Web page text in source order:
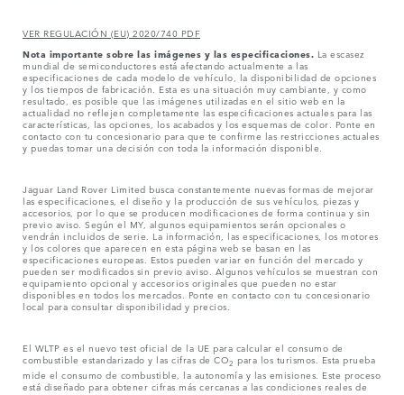
VER REGULACIÓN (EU) 2020/740 PDF
Nota importante sobre las imágenes y las especificaciones. La escasez
mundial de semiconductores está afectando actualmente a las
especificaciones de cada modelo de vehículo, la disponibilidad de opciones
y los tiempos de fabricación. Esta es una situación muy cambiante, y como
resultado, es posible que las imágenes utilizadas en el sitio web en la
actualidad no reflejen completamente las especificaciones actuales para las
características, las opciones, los acabados y los esquemas de color. Ponte en
contacto con tu concesionario para que te confirme las restricciones actuales
y puedas tomar una decisión con toda la información disponible.
Jaguar Land Rover Limited busca constantemente nuevas formas de mejorar
las especificaciones, el diseño y la producción de sus vehículos, piezas y
accesorios, por lo que se producen modificaciones de forma continua y sin
previo aviso. Según el MY, algunos equipamientos serán opcionales o
vendrán incluidos de serie. La información, las especificaciones, los motores
y los colores que aparecen en esta página web se basan en las
especificaciones europeas. Estos pueden variar en función del mercado y
pueden ser modificados sin previo aviso. Algunos vehículos se muestran con
equipamiento opcional y accesorios originales que pueden no estar
disponibles en todos los mercados. Ponte en contacto con tu concesionario
local para consultar disponibilidad y precios.
El WLTP es el nuevo test oficial de la UE para calcular el consumo de
combustible estandarizado y las cifras de CO2 para los turismos. Esta prueba
mide el consumo de combustible, la autonomía y las emisiones. Este proceso
está diseñado para obtener cifras más cercanas a las condiciones reales de